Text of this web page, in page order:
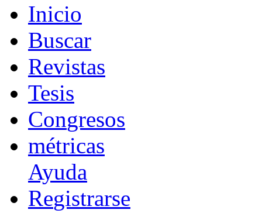
Inicio
Buscar
Revistas
Tesis
Congresos
métricas
Ayuda
Registrarse